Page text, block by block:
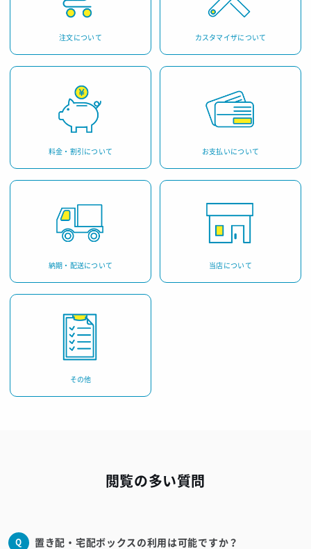
注文について カスタマイザについて
料金・割引について お支払いについて
納期・配送について 当店について
その他
閲覧の多い質問
置き配・宅配ボックスの利用は可能ですか？